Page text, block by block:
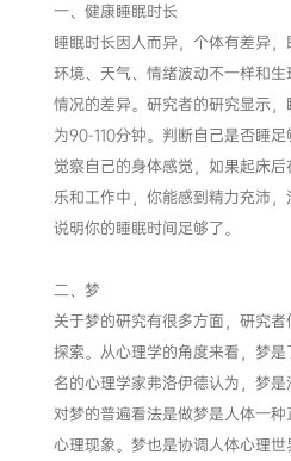
一、健康睡眠时长
睡眠时长因人而异，个体有差异
环境、天气、情绪波动不一样和
情况的差异。研究者的研究显示
为90-110分钟。判断自己是否睡
觉察自己的身体感觉，如果起床
乐和工作中，你能感到精力充沛
说明你的睡眠时间足够了。
二、梦
关于梦的研究有很多方面，研究
探索。从心理学的角度来看，梦
名的心理学家弗洛伊德认为，梦
对梦的普遍看法是做梦是人体一
心理现象。梦也是协调人体心理